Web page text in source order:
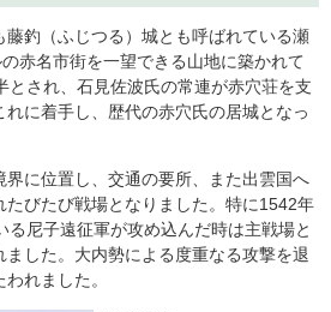
釣（ふじつる）城とも呼ばれている瀬
赤名市街を一望できる山地に築かれて
とされ、石見佐波氏の常連が赤穴荘を支
に着手し、歴代の赤穴氏の居城となっ
に位置し、交通の要所、また出雲国へ
びたび戦場となりました。特に1542年
る尼子遠征軍が攻め込んだ時は主戦場と
した。大内勢による度重なる攻撃を退
れました。